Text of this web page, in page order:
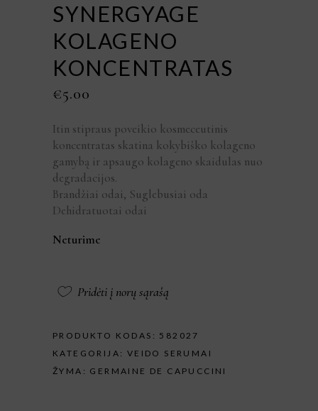
SYNERGYAGE
KOLAGENO
KONCENTRATAS
€5.00
Itin stipraus poveikio kosmeceutinis
koncentratas skatina kokybiško kolageno
gamybą ir apsaugo kolageno skaidulas nuo
degradacijos.
Brandžiai odai, Suglebusiai oda
Dehidratuotai odai
Neturime
Pridėti į norų sąrašą
PRODUKTO KODAS: 582027
KATEGORIJA: VEIDO SERUMAI
ŽYMA: GERMAINE DE CAPUCCINI